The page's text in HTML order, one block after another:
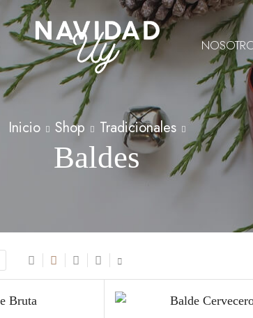
Inicio Shop Tradicionales
Baldes